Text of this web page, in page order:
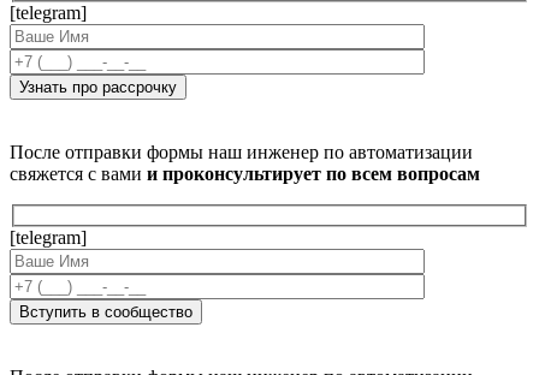
[telegram]
После отправки формы наш инженер по автоматизации
свяжется с вами и проконсультирует по всем вопросам
[telegram]